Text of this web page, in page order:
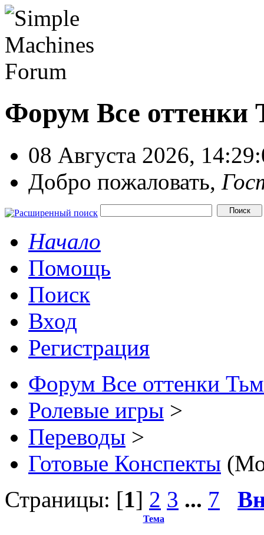
Форум Все оттенки
08 Августа 2026,
Добро пожаловать,
Начало
Помощь
Поиск
Вход
Регистрация
Форум Все оттенки
Ролевые игры >
Переводы >
Готовые Конспекты
Страницы: [1] 2 3 ... 7
Тема